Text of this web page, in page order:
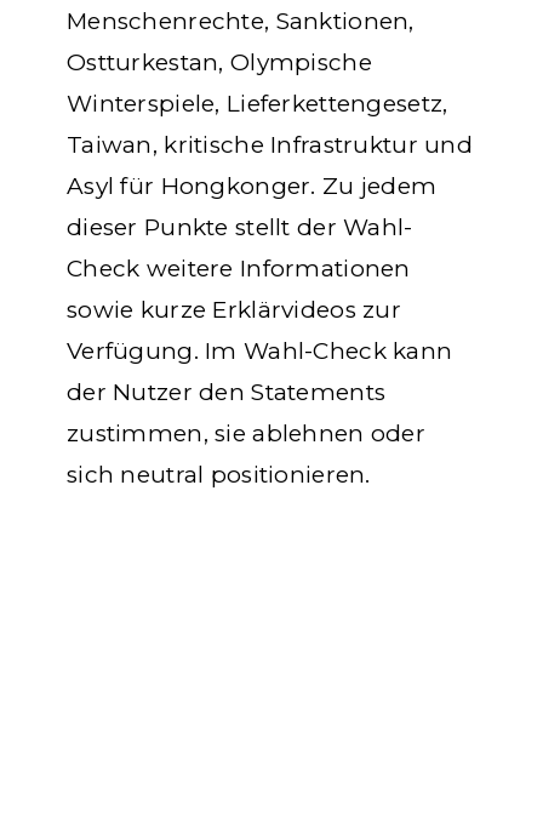
Menschenrechte, Sanktionen,
Ostturkestan, Olympische
Winterspiele, Lieferkettengesetz,
Taiwan, kritische Infrastruktur und
Asyl für Hongkonger. Zu jedem
dieser Punkte stellt der Wahl-
Check weitere Informationen
sowie kurze Erklärvideos zur
Verfügung. Im Wahl-Check kann
der Nutzer den Statements
zustimmen, sie ablehnen oder
sich neutral positionieren.